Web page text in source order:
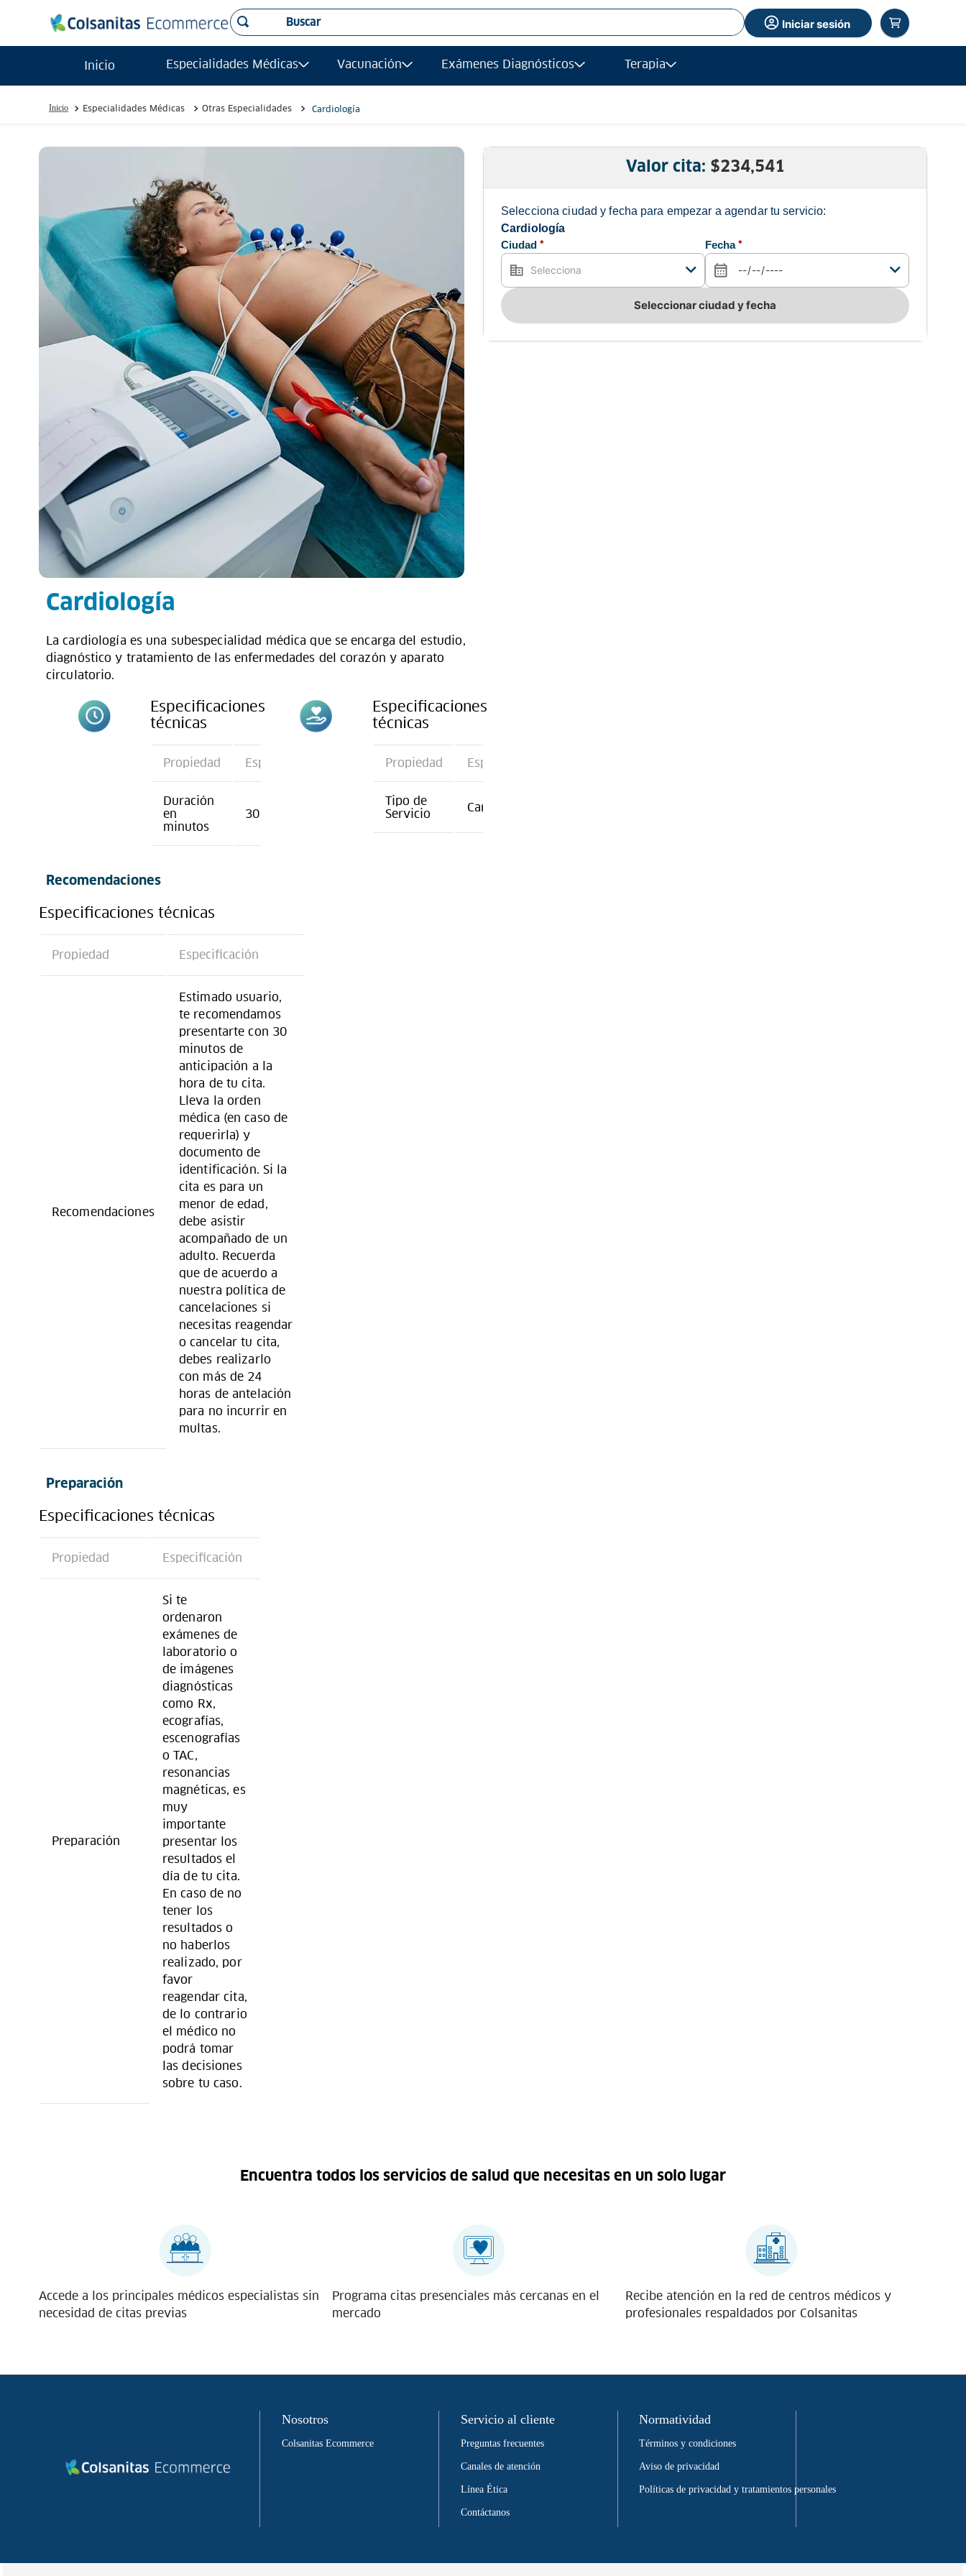
Buscar
Iniciar sesión
Inicio Especialidades Médicas Vacunación Exámenes Diagnósticos Terapia
Especialidades Médicas Otras Especialidades Cardiología
Cardiología
La cardiología es una subespecialidad médica que se encarga del estudio,
diagnóstico y tratamiento de las enfermedades del corazón y aparato
circulatorio.
Especificaciones
técnicas
Propiedad Especificación
Duración
en
minutos
30
Especificaciones
técnicas
Propiedad Especificación
Tipo de
Servicio
Cardiología
Recomendaciones
Especificaciones técnicas
Propiedad Especificación
Recomendaciones
Estimado usuario,
te recomendamos
presentarte con 30
minutos de
anticipación a la
hora de tu cita.
Lleva la orden
médica (en caso de
requerirla) y
documento de
identificación. Si la
cita es para un
menor de edad,
debe asistir
acompañado de un
adulto. Recuerda
que de acuerdo a
nuestra política de
cancelaciones si
necesitas reagendar
o cancelar tu cita,
debes realizarlo
con más de 24
horas de antelación
para no incurrir en
multas.
Preparación
Especificaciones técnicas
Propiedad Especificación
Preparación
Si te
ordenaron
exámenes de
laboratorio o
de imágenes
diagnósticas
como Rx,
ecografías,
escenografías
o TAC,
resonancias
magnéticas, es
muy
importante
presentar los
resultados el
día de tu cita.
En caso de no
tener los
resultados o
no haberlos
realizado, por
favor
reagendar cita,
de lo contrario
el médico no
podrá tomar
las decisiones
sobre tu caso.
Valor cita: $234,541
Selecciona ciudad y fecha para empezar a agendar tu servicio:
Cardiología
Ciudad * Fecha *
Seleccionar ciudad y fecha
Encuentra todos los servicios de salud que necesitas en un solo lugar
Accede a los principales médicos especialistas sin
necesidad de citas previas
Programa citas presenciales más cercanas en el
mercado
Recibe atención en la red de centros médicos y
profesionales respaldados por Colsanitas
Nosotros
Colsanitas Ecommerce
Servicio al cliente
Preguntas frecuentes
Canales de atención
Línea Ética
Contáctanos
Normatividad
Términos y condiciones
Aviso de privacidad
Políticas de privacidad y tratamientos personales
4. resonancia magnetica
ginecología
8. carpograma
10 resonancia